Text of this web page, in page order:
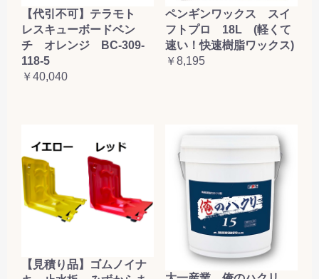
【代引不可】テラモト
レスキューボードベン
チ オレンジ BC-309-
118-5
￥40,040
ペンギンワックス スイ
フトプロ 18L (軽くて
速い！快速樹脂ワックス)
￥8,195
【見積り品】ゴムノイナ